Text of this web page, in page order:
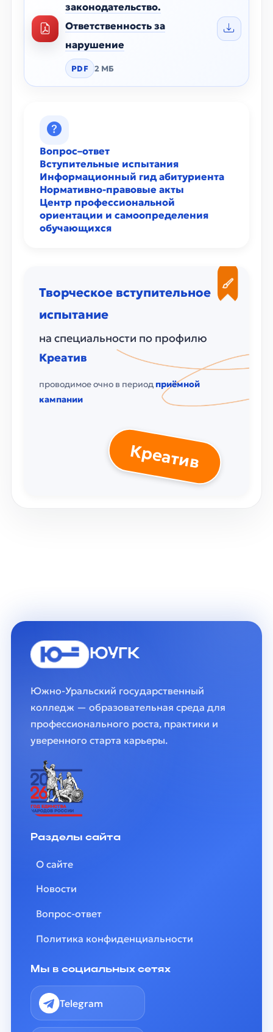
законодательство.
Ответственность за
нарушение
PDF 2 МБ
Вопрос–ответ
Вступительные испытания
Информационный гид абитуриента
Нормативно-правовые акты
Центр профессиональной
ориентации и самоопределения
обучающихся
Творческое вступительное
испытание
на специальности по профилю
Креатив
проводимое очно в период приёмной
кампании
Креатив
ЮУГК
Южно-Уральский государственный
колледж — образовательная среда для
профессионального роста, практики и
уверенного старта карьеры.
Разделы сайта
О сайте
Новости
Вопрос-ответ
Политика конфиденциальности
Мы в социальных сетях
Telegram